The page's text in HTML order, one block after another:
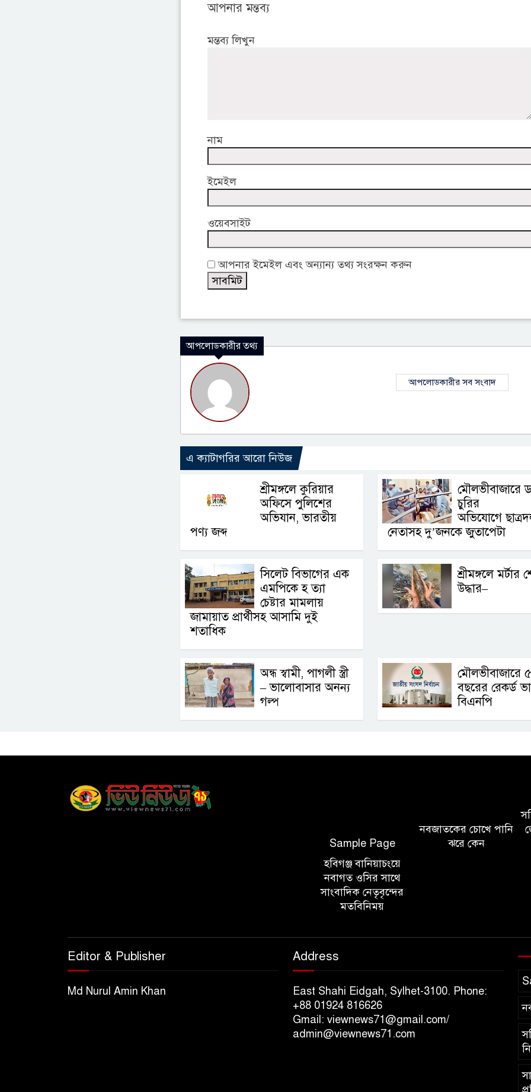
আপনার মন্তব্য
মন্তব্য লিখুন
নাম
ইমেইল
ওয়েবসাইট
আপনার ইমেইল এবং অন্যান্য তথ্য সংরক্ষন করুন
আপলোডকারীর তথ্য
আপলোডকারীর সব সংবাদ
এ ক্যাটাগরির আরো নিউজ
শ্রীমঙ্গলে কুরিয়ার
অফিসে পুলিশের
অভিযান, ভারতীয়
পণ্য জব্দ
মৌলভীবাজারে
চুরির
অভিযোগে
নেতাসহ দু’জনকে জুতাপেটা
সিলেট বিভাগের এক
এমপিকে হ ত্যা
চেষ্টার মামলায়
জামায়াত প্রার্থীসহ আসামি দুই
শতাধিক
শ্রীমঙ্গলে মর্টার
উদ্ধার–
অন্ধ স্বামী, পাগলী স্ত্রী
– ভালোবাসার অনন্য
গল্প
মৌলভীবাজারে
বছরের রেকর্ড
বিএনপি
Sample Page
নবজাতকের চোখে পানি
ঝরে কেন
হবিগঞ্জ বানিয়াচংয়ে
নবাগত ওসির সাথে
সাংবাদিক নেতৃবৃন্দের
মতবিনিময়
Editor & Publisher
Md Nurul Amin Khan
Address
East Shahi Eidgah, Sylhet-3100. Phone:
+88 01924 816626
Gmail: viewnews71@gmail.com/
admin@viewnews71.com